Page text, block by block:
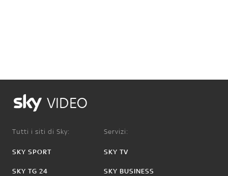
VIDEO
Tutti i siti di Sky:
SKY SPORT
SKY TG 24
Servizi:
SKY TV
SKY BUSINESS